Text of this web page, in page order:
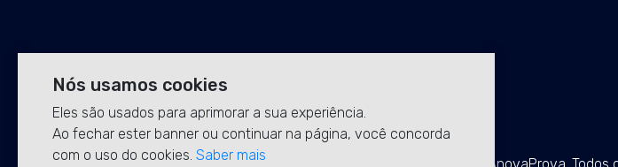
Nós usamos cookies
Eles são usados para aprimorar a sua experiência.
Ao fechar ester banner ou continuar na página, você concorda
com o uso do cookies. Saber mais